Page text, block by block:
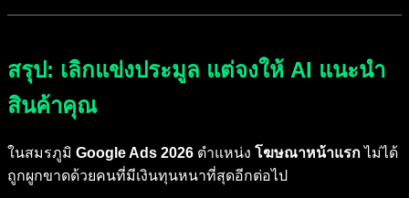
สรุป: เลิกแข่งประมูล แต่จงให้ AI แนะนำ
สินค้าคุณ
ในสมรภูมิ Google Ads 2026 ตำแหน่ง โฆษณาหน้าแรกไม่ได้
ถูกผูกขาดด้วยคนที่มีเงินทุนหนาที่สุดอีกต่อไป